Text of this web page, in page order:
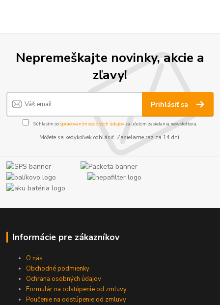
Nepremeškajte novinky, akcie a
zľavy!
Prihlásiť sa
Súhlasím sospracovaním osobných údajov za účelom zasielania newslettera.
Môžete sa kedykoľvek odhlásiť. Zasielame raz za 14 dní.
Informácie pre zákazníkov
O nás
Obchodné podmienky
Ochrana osobných údajov
Formulár na odstúpenie od zmluvy
Poučenie na odstúpenie od zmluvy